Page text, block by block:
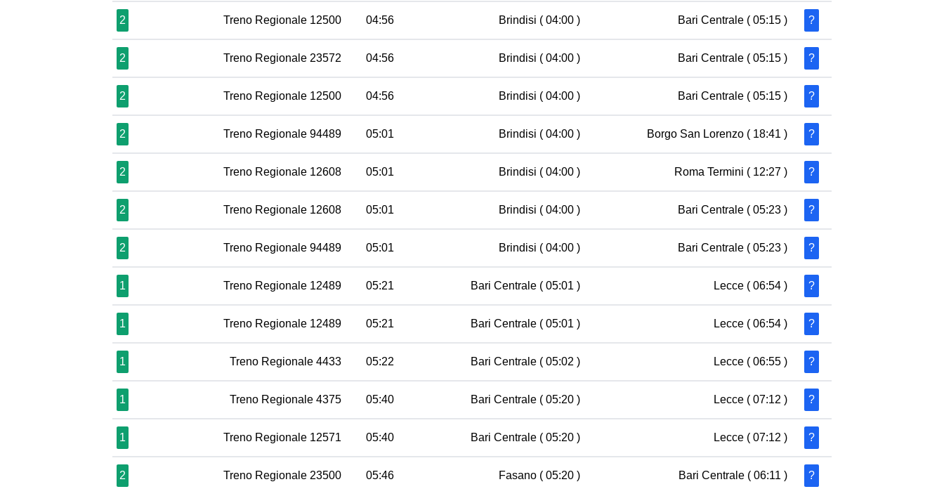
2 Treno Regionale 12500 04:56 Brindisi ( 04:00 ) Bari Centrale ( 05:15 ) ?
2 Treno Regionale 23572 04:56 Brindisi ( 04:00 ) Bari Centrale ( 05:15 ) ?
2 Treno Regionale 12500 04:56 Brindisi ( 04:00 ) Bari Centrale ( 05:15 ) ?
2 Treno Regionale 94489 05:01 Brindisi ( 04:00 ) Borgo San Lorenzo ( 18:41 ) ?
2 Treno Regionale 12608 05:01 Brindisi ( 04:00 ) Roma Termini ( 12:27 ) ?
2 Treno Regionale 12608 05:01 Brindisi ( 04:00 ) Bari Centrale ( 05:23 ) ?
2 Treno Regionale 94489 05:01 Brindisi ( 04:00 ) Bari Centrale ( 05:23 ) ?
1 Treno Regionale 12489 05:21 Bari Centrale ( 05:01 ) Lecce ( 06:54 ) ?
1 Treno Regionale 12489 05:21 Bari Centrale ( 05:01 ) Lecce ( 06:54 ) ?
1 Treno Regionale 4433 05:22 Bari Centrale ( 05:02 ) Lecce ( 06:55 ) ?
1 Treno Regionale 4375 05:40 Bari Centrale ( 05:20 ) Lecce ( 07:12 ) ?
1 Treno Regionale 12571 05:40 Bari Centrale ( 05:20 ) Lecce ( 07:12 ) ?
2 Treno Regionale 23500 05:46 Fasano ( 05:20 ) Bari Centrale ( 06:11 ) ?